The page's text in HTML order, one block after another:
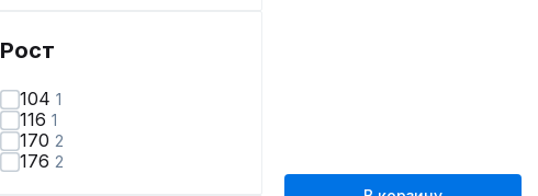
Рост
104 1
116 1
170 2
176 2